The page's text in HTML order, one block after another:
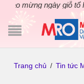
mừng ngày giỗ tổ
Trang chủ / Tin tức